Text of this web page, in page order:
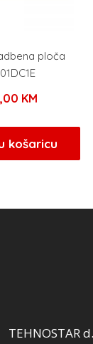
ploča
KM
košaricu
TEHNOSTAR